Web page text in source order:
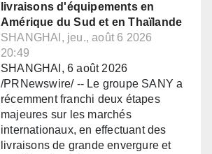
livraisons d'équipements en
Amérique du Sud et en Thaïlande
SHANGHAI, jeu., août 6 2026
20:49
SHANGHAI, 6 août 2026
/PRNewswire/ -- Le groupe SANY a
récemment franchi deux étapes
majeures sur les marchés
internationaux, en effectuant des
livraisons de grande envergure et